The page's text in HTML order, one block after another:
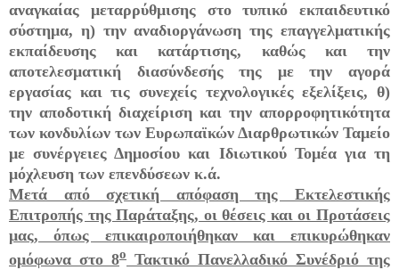
αναγκαίας μεταρρύθμισης στο τυπικό εκπαιδευτικό
σύστημα, η) την αναδιοργάνωση της επαγγελματικής
εκπαίδευσης και κατάρτισης, καθώς και την
αποτελεσματική διασύνδεσής της με την αγορά
εργασίας και τις συνεχείς τεχνολογικές εξελίξεις, θ)
την αποδοτική διαχείριση και την απορροφητικότητα
των κονδυλίων των Ευρωπαϊκών Διαρθρωτικών Ταμείο
με συνέργειες Δημοσίου και Ιδιωτικού Τομέα για τη
μόχλευση των επενδύσεων κ.ά.
Μετά από σχετική απόφαση της Εκτελεστικής
Επιτροπής της Παράταξης, οι θέσεις και οι Προτάσεις
μας, όπως επικαιροποιήθηκαν και επικυρώθηκαν
ομόφωνα στο 8ο
Τακτικό Πανελλαδικό Συνέδριό της